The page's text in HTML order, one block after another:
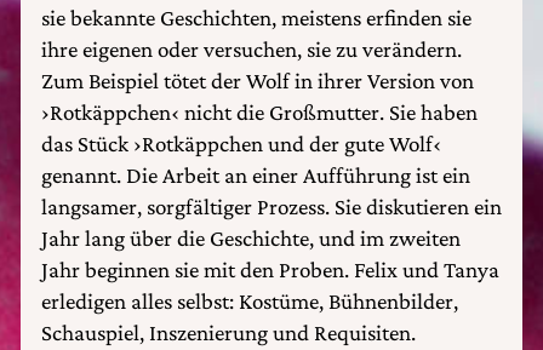
sie bekannte Geschichten, meistens erfinden sie
ihre eigenen oder versuchen, sie zu verändern.
Zum Beispiel tötet der Wolf in ihrer Version von
›Rotkäppchen‹ nicht die Großmutter. Sie haben
das Stück ›Rotkäppchen und der gute Wolf‹
genannt. Die Arbeit an einer Aufführung ist ein
langsamer, sorgfältiger Prozess. Sie diskutieren ein
Jahr lang über die Geschichte, und im zweiten
Jahr beginnen sie mit den Proben. Felix und Tanya
erledigen alles selbst: Kostüme, Bühnenbilder,
Schauspiel, Inszenierung und Requisiten.